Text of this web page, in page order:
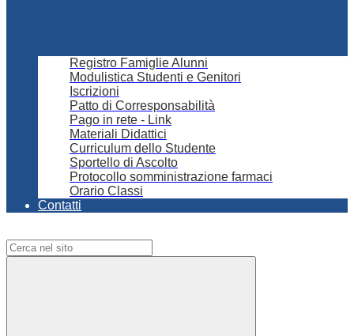
Registro Famiglie Alunni
Modulistica Studenti e Genitori
Iscrizioni
Patto di Corresponsabilità
Pago in rete - Link
Materiali Didattici
Curriculum dello Studente
Sportello di Ascolto
Protocollo somministrazione farmaci
Orario Classi
Contatti